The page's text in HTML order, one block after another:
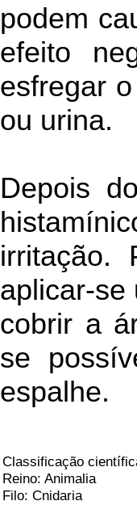
podem
efeito
esfregar
ou urina.
Depois
irritação.
aplicar-se
cobrir a
se
espalhe.
Classificação
Reino: Animalia
Filo: Cnidaria